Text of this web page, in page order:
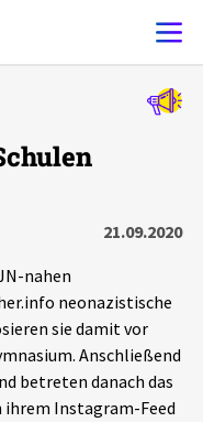
21.09.2020
nahen
neonazistische
sie damit vor
Anschließend
betreten danach das
ihrem Instagram-Feed